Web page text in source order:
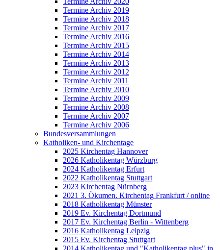
Termine Archiv 2019
Termine Archiv 2018
Termine Archiv 2017
Termine Archiv 2016
Termine Archiv 2015
Termine Archiv 2014
Termine Archiv 2013
Termine Archiv 2012
Termine Archiv 2011
Termine Archiv 2010
Termine Archiv 2009
Termine Archiv 2008
Termine Archiv 2007
Termine Archiv 2006
Bundesversammlungen
Katholiken- und Kirchentage
2025 Kirchentag Hannover
2026 Katholikentag Würzburg
2024 Katholikentag Erfurt
2022 Katholikentag Stuttgart
2023 Kirchentag Nürnberg
2021 3. Ökumen. Kirchentag Frankfurt / online
2018 Katholikentag Münster
2019 Ev. Kirchentag Dortmund
2017 Ev. Kirchentag Berlin - Wittenberg
2016 Katholikentag Leipzig
2015 Ev. Kirchentag Stuttgart
2014 Katholikentag und "Katholikentag plus" in